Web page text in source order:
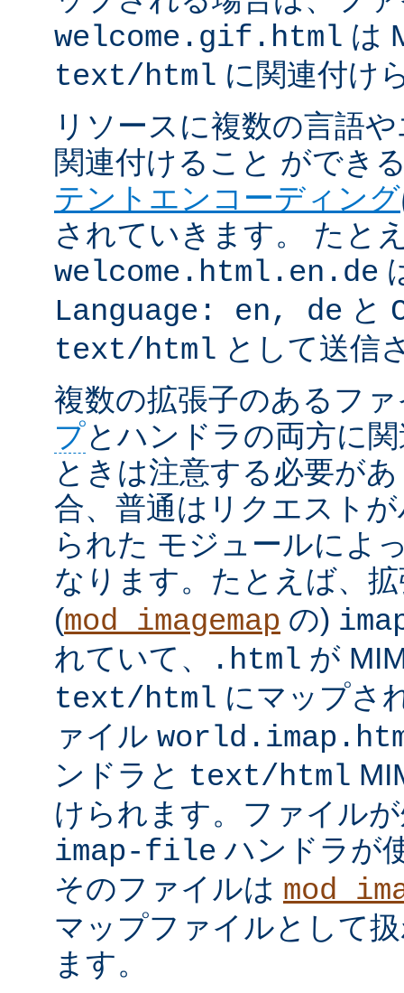
welcome.gif.html は
text/html に関連付け
リソースに複数の言語
関連付けること ができ
テントエンコーディング
されていきます。 たと
welcome.html.en.de
Language: en, de と
text/html として送信
複数の拡張子のあるフ
プとハンドラの両方に
ときは注意する必要が
合、普通はリクエスト
られた モジュールによ
なります。たとえば、
(mod_imagemap の)
れていて、
.html が
text/html にマップさ
ァイル
ンドラと text/html
けられます。ファイル
imap-file ハンドラが
そのファイルは
マップファイルとして
ます。